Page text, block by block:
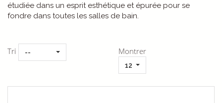
étudiée dans un esprit esthétique et épurée pour se
fondre dans toutes les salles de bain.
Tri -- Montrer
12